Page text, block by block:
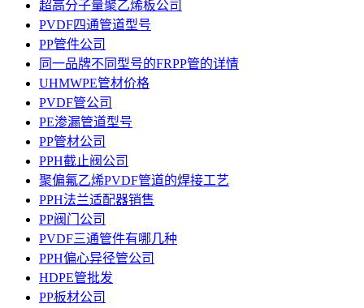
超高分子量聚乙烯板公司
PVDF四通管道型号
PP管件公司
同一品牌不同型号的FRPP管的详情
UHMWPE管材价格
PVDF管公司
PE渗漏管道型号
PP管材公司
PPH截止阀公司
聚偏氟乙烯PVDF管道的焊接工艺
PPH法兰适配器销售
PP阀门公司
PVDF三通管件有哪几种
PPH偏心异径管公司
HDPE管批发
PP板材公司